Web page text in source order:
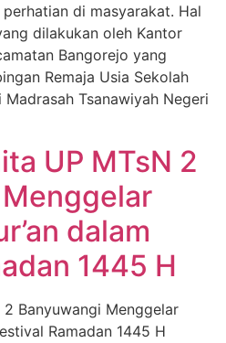
di masyarakat. Hal
dilakukan oleh Kantor
Bangorejo yang
Remaja Usia Sekolah
Tsanawiyah Negeri
UP MTsN 2
dalam
1445 H
2 Banyuwangi Menggelar
Ramadan 1445 H